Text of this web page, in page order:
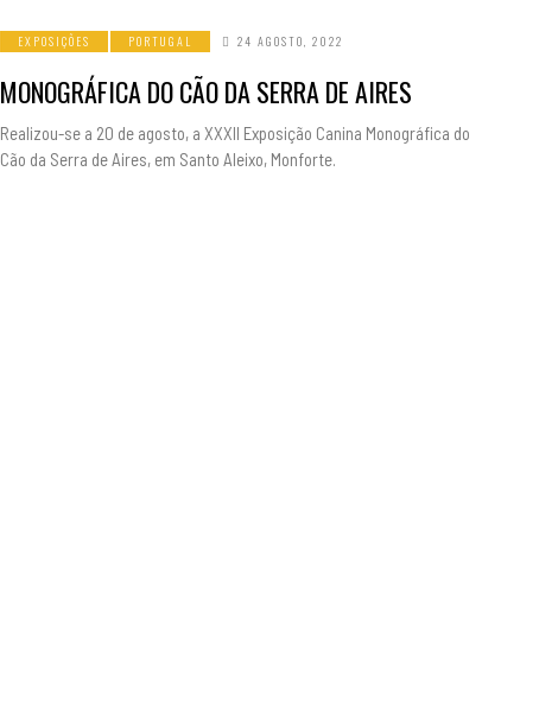
EXPOSIÇÕES PORTUGAL 24 AGOSTO, 2022
MONOGRÁFICA DO CÃO DA SERRA DE AIRES
Realizou-se a 20 de agosto, a XXXII Exposição Canina Monográfica do
Cão da Serra de Aires, em Santo Aleixo, Monforte.